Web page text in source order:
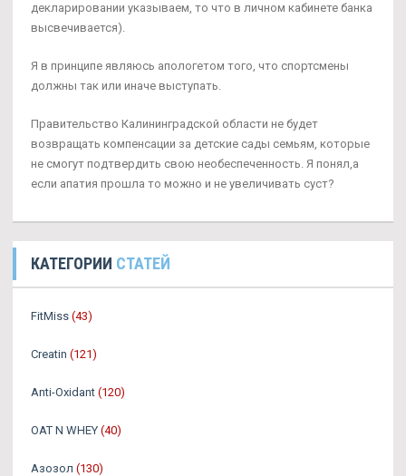
декларировании указываем, то что в личном кабинете банка
высвечивается).
Я в принципе являюсь апологетом того, что спортсмены
должны так или иначе выступать.
Правительство Калининградской области не будет
возвращать компенсации за детские сады семьям, которые
не смогут подтвердить свою необеспеченность. Я понял,а
если апатия прошла то можно и не увеличивать суст?
КАТЕГОРИИ СТАТЕЙ
FitMiss (43)
Creatin (121)
Anti-Oxidant (120)
OAT N WHEY (40)
Азозол (130)